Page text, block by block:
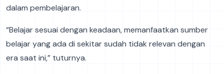
dalam pembelajaran.
“Belajar sesuai dengan keadaan, memanfaatkan sumber
belajar yang ada di sekitar sudah tidak relevan dengan
era saat ini,” tuturnya.